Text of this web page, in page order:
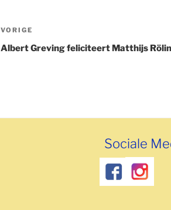
Bericht
navigatie
Vorig
bericht
VORIGE
Albert Greving feliciteert Matthijs
Sociale